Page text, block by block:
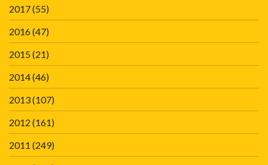
2017(55)
2016(47)
2015(21)
2014(46)
2013(107)
2012 (161)
2011 (249)